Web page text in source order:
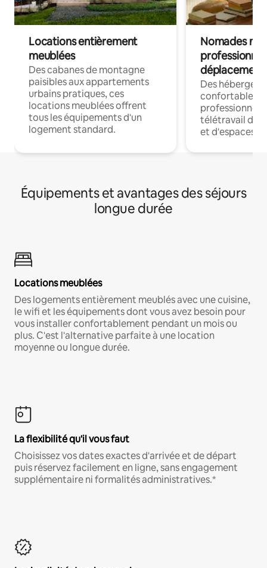
Locations entièrement
meublées
Des cabanes de montagne
paisibles aux appartements
urbains pratiques, ces
locations meublées offrent
tous les équipements d'un
logement standard.
Nomades
déplacement
Des
confortables
professionnels
télétravail
et d'espaces
Équipements et avantages des séjours
longue durée
Locations meublées
Des logements entièrement meublés avec une cuisine,
le wifi et les équipements dont vous avez besoin pour
vous installer confortablement pendant un mois ou
plus. C'est l'alternative parfaite à une location
moyenne ou longue durée.
La flexibilité qu'il vous faut
Choisissez vos dates exactes d'arrivée et de départ
puis réservez facilement en ligne, sans engagement
supplémentaire ni formalités administratives.*